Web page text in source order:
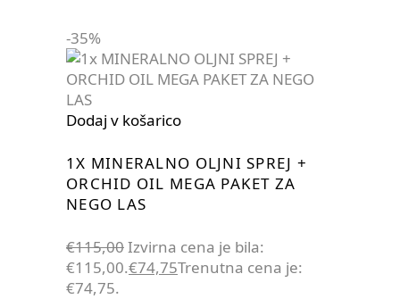
-35%
Dodaj v košarico
1X MINERALNO OLJNI SPREJ +
ORCHID OIL MEGA PAKET ZA
NEGO LAS
€115,00Izvirna cena je bila:
€115,00.€74,75Trenutna cena je:
€74,75.